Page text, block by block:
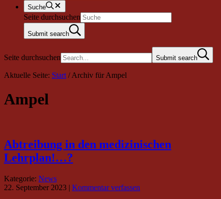
Suche
Seite durchsuchen
Submit search
Seite durchsuchen Submit search
Aktuelle Seite: Start /Archiv für Ampel
Ampel
Abtreibung in den medizinischen
Lehrplan!…?
Kategorie: News
22. September 2023 | Kommentar verfassen